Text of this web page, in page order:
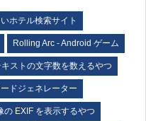
ホテル検索サイト
Rolling Arc - Android ゲーム
キストの文字数を数えるやつ
ドジェネレーター
の EXIF を表示するやつ